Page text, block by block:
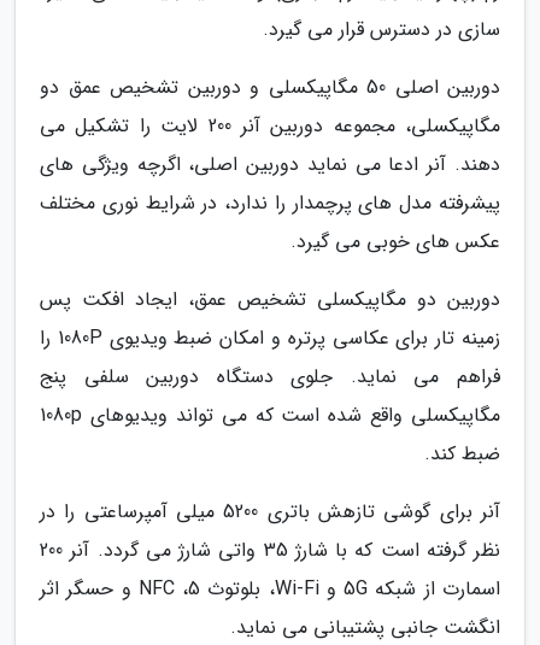
سازی در دسترس قرار می گیرد.
دوربین اصلی 50 مگاپیکسلی و دوربین تشخیص عمق دو
مگاپیکسلی، مجموعه دوربین آنر 200 لایت را تشکیل می
دهند. آنر ادعا می نماید دوربین اصلی، اگرچه ویژگی های
پیشرفته مدل های پرچمدار را ندارد، در شرایط نوری مختلف
عکس های خوبی می گیرد.
دوربین دو مگاپیکسلی تشخیص عمق، ایجاد افکت پس
زمینه تار برای عکاسی پرتره و امکان ضبط ویدیوی 1080P را
فراهم می نماید. جلوی دستگاه دوربین سلفی پنج
مگاپیکسلی واقع شده است که می تواند ویدیوهای 1080p
ضبط کند.
آنر برای گوشی تازهش باتری 5200 میلی آمپرساعتی را در
نظر گرفته است که با شارژ 35 واتی شارژ می گردد. آنر 200
اسمارت از شبکه 5G و Wi-Fi، بلوتوث 5، NFC و حسگر اثر
انگشت جانبی پشتیبانی می نماید.